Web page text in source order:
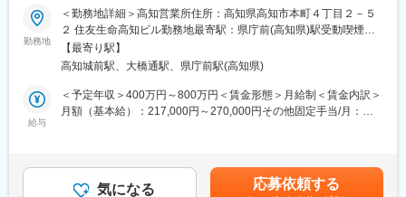
■基礎研修が充実：
入社後1か月は研修期間となります。ビジネスマナーやPCスキル
研修が入社後研修としてあり、PC慣れしていない方も安心してご
入社いただけます。
現場配属後は、OJTで独り立ちまでサポートその後も定期的なフ
ォローアップ研修や、専門性を高める継続研修、階層別研修など
・ご自宅から1時間程度で通える施設をお任せする予定です。
・スーパーフレックスタイム制を導入しており、社員自身が業務
倒的に稼ぎたい方へ◆◇
■業務内容
医療×AIソリューション営業
・顧客の業務効率を高めるシステム提案（BtoB営業）
・システムの操作説明、サポート、新規システムの導入提案
・顧客からの依頼・要望等のヒアリング
案営業を行います。
会社の方針として「サポートなくして販売なし」を掲げており、
勤務地
＜勤務地詳細＞高知営業所住所：高知県高知市本町４丁目２－５
２ 住友生命高知ビル勤務地最寄駅：県庁前(高知県)駅受動喫煙対
策：屋内全面禁煙変更の範囲：会社の定める事業所
【最寄り駅】
高知城前駅、大橋通駅、県庁前駅(高知県)
給与
＜予定年収＞400万円～800万円＜賃金形態＞月給制＜賃金内訳＞
月額（基本給）：217,000円～270,000円その他固定手当/月：
業手当＞有＜給与補足＞※上記年収条件はあくまで目安であり、ス
キルによってはこれ以上に上がる可能性があります。■昇給：1ヶ
気になる 応募依頼する